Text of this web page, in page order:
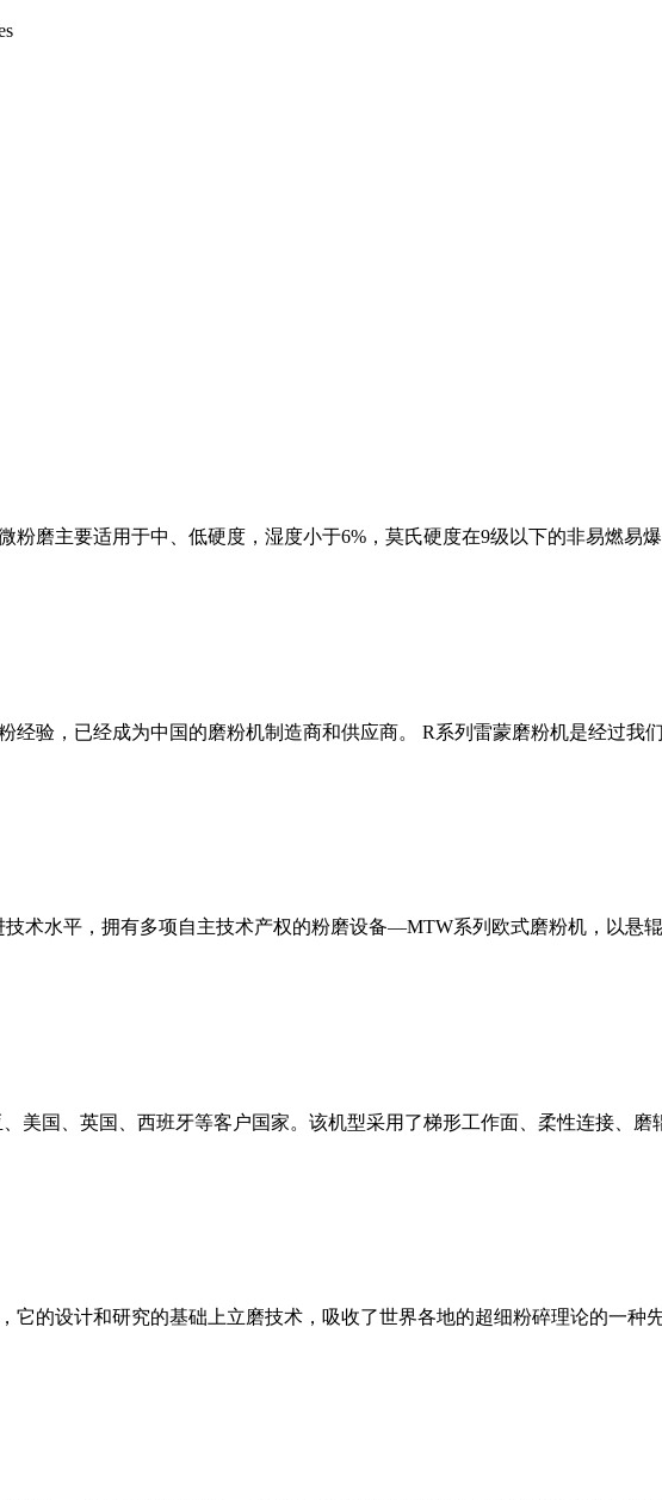
粉磨主要适用于中、低硬度，湿度小于6%，莫氏硬度在9级以下的非易燃易
经验，已经成为中国的磨粉机制造商和供应商。 R系列雷蒙磨粉机是经过我
术水平，拥有多项自主技术产权的粉磨设备—MTW系列欧式磨粉机，以悬
美国、英国、西班牙等客户国家。该机型采用了梯形工作面、柔性连接、
它的设计和研究的基础上立磨技术，吸收了世界各地的超细粉碎理论的一种